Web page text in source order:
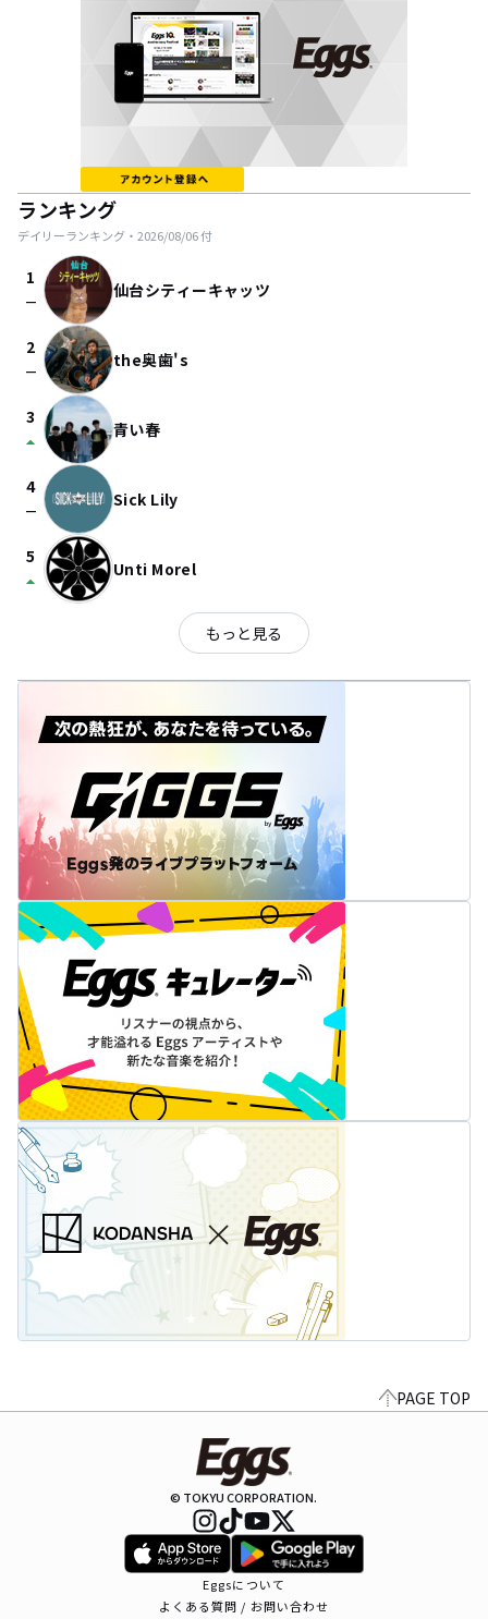
ランキング
デイリーランキング・ 2026/08/06付
1
check_indeterminate_small 仙台シティーキャッツ
2
check_indeterminate_small the奥歯's
3
arrow_drop_up 青い春
4
check_indeterminate_small Sick Lily
5
arrow_drop_up Unti Morel
もっと見る
PAGE TOP
© TOKYU CORPORATION.
Eggsについて
よくある質問 / お問い合わせ